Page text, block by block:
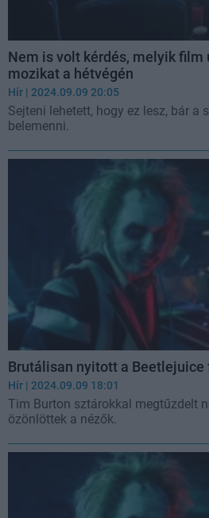
Nem is volt kérdés, melyik film
mozikat a hétvégén
Hír | 2024.09.09 20:05
Sejteni lehetett, hogy ez lesz, bár a
belemenni.
Brutálisan nyitott a Beetlejuice
Hír | 2024.09.09 18:01
Tim Burton sztárokkal megtűzdelt
özönlöttek a nézők.